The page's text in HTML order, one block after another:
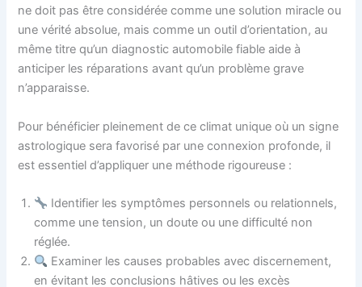
ne doit pas être considérée comme une solution miracle ou
une vérité absolue, mais comme un outil d’orientation, au
même titre qu’un diagnostic automobile fiable aide à
anticiper les réparations avant qu’un problème grave
n’apparaisse.
Pour bénéficier pleinement de ce climat unique où un signe
astrologique sera favorisé par une connexion profonde, il
est essentiel d’appliquer une méthode rigoureuse :
Identifier les symptômes personnels ou relationnels,
comme une tension, un doute ou une difficulté non
réglée.
Examiner les causes probables avec discernement,
en évitant les conclusions hâtives ou les excès